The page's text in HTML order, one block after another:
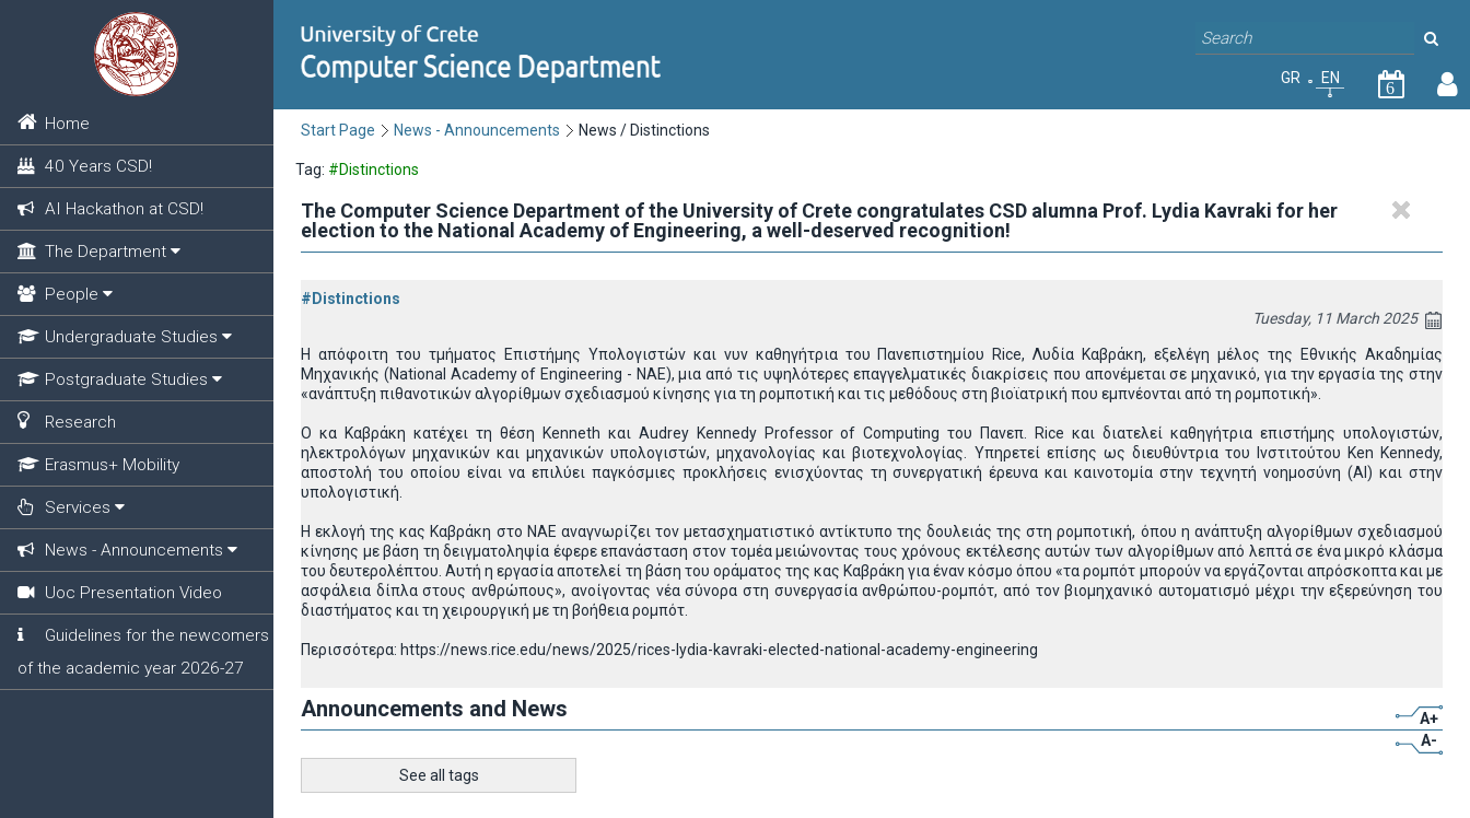
Home
40 Years CSD!
AI Hackathon at CSD!
The Department
People
Undergraduate Studies
Postgraduate Studies
Research
Erasmus+ Mobility
Services
News - Announcements
Uoc Presentation Video
Guidelines for the newcomers
of the academic year 2026-27
GR EN
6
Start Page News - Announcements News / Distinctions
Tag: #Distinctions
The Computer Science Department of the University of Crete congratulates CSD alumna Prof. Lydia Kavraki for her
election to the National Academy of Engineering, a well-deserved recognition!
#Distinctions
Tuesday, 11 March 2025
Η απόφοιτη του τμήματος Επιστήμης Υπολογιστών και νυν καθηγήτρια του Πανεπιστημίου Rice, Λυδία Καβράκη, εξελέγη μέλος της Εθνικής Ακαδημίας
Μηχανικής (National Academy of Engineering - ΝΑΕ), μια από τις υψηλότερες επαγγελματικές διακρίσεις που απονέμεται σε μηχανικό, για την εργασία της στην
«ανάπτυξη πιθανοτικών αλγορίθμων σχεδιασμού κίνησης για τη ρομποτική και τις μεθόδους στη βιοϊατρική που εμπνέονται από τη ρομποτική».
Ο κα Καβράκη κατέχει τη θέση Kenneth και Audrey Kennedy Professor of Computing του Πανεπ. Rice και διατελεί καθηγήτρια επιστήμης υπολογιστών,
ηλεκτρολόγων μηχανικών και μηχανικών υπολογιστών, μηχανολογίας και βιοτεχνολογίας. Υπηρετεί επίσης ως διευθύντρια του Ινστιτούτου Ken Kennedy,
αποστολή του οποίου είναι να επιλύει παγκόσμιες προκλήσεις ενισχύοντας τη συνεργατική έρευνα και καινοτομία στην τεχνητή νοημοσύνη (AI) και στην
υπολογιστική.
Η εκλογή της κας Καβράκη στο NAE αναγνωρίζει τον μετασχηματιστικό αντίκτυπο της δουλειάς της στη ρομποτική, όπου η ανάπτυξη αλγορίθμων σχεδιασμού
κίνησης με βάση τη δειγματοληψία έφερε επανάσταση στον τομέα μειώνοντας τους χρόνους εκτέλεσης αυτών των αλγορίθμων από λεπτά σε ένα μικρό κλάσμα
του δευτερολέπτου. Αυτή η εργασία αποτελεί τη βάση του οράματος της κας Καβράκη για έναν κόσμο όπου «τα ρομπότ μπορούν να εργάζονται απρόσκοπτα και με
ασφάλεια δίπλα στους ανθρώπους», ανοίγοντας νέα σύνορα στη συνεργασία ανθρώπου-ρομπότ, από τον βιομηχανικό αυτοματισμό μέχρι την εξερεύνηση του
διαστήματος και τη χειρουργική με τη βοήθεια ρομπότ.
Περισσότερα: https://news.rice.edu/news/2025/rices-lydia-kavraki-elected-national-academy-engineering
Announcements and News
A+
A-
See all tags